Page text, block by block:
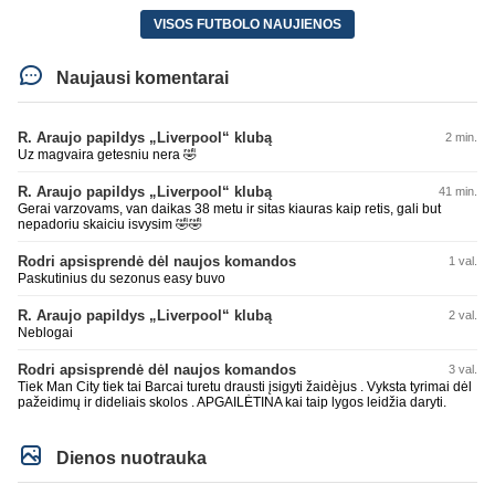
VISOS FUTBOLO NAUJIENOS
Naujausi komentarai
R. Araujo papildys „Liverpool“ klubą 2 min.
Uz magvaira getesniu nera 🤣
R. Araujo papildys „Liverpool“ klubą 41 min.
Gerai varzovams, van daikas 38 metu ir sitas kiauras kaip retis, gali but
nepadoriu skaiciu isvysim 🤣🤣
Rodri apsisprendė dėl naujos komandos 1 val.
Paskutinius du sezonus easy buvo
R. Araujo papildys „Liverpool“ klubą 2 val.
Neblogai
Rodri apsisprendė dėl naujos komandos 3 val.
Tiek Man City tiek tai Barcai turetu drausti įsigyti žaidèjus . Vyksta tyrimai dėl
pažeidimų ir dideliais skolos . APGAILĖTINA kai taip lygos leidžia daryti.
Dienos nuotrauka